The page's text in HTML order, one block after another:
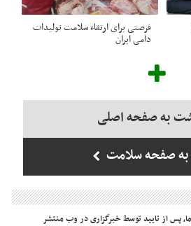
فرصتی برای ارتقاء سلامت تولیدات
دامی ایران
به صفحه اصلی
صفحه سلامت
پس از تایید توسط خبرگزاری در وب منتشر